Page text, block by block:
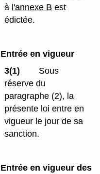
à l'annexe B est
édictée.
Entrée en vigueur
3(1)
Sous
réserve du
paragraphe (2), la
présente loi entre en
vigueur le jour de sa
sanction.
Entrée en vigueur des